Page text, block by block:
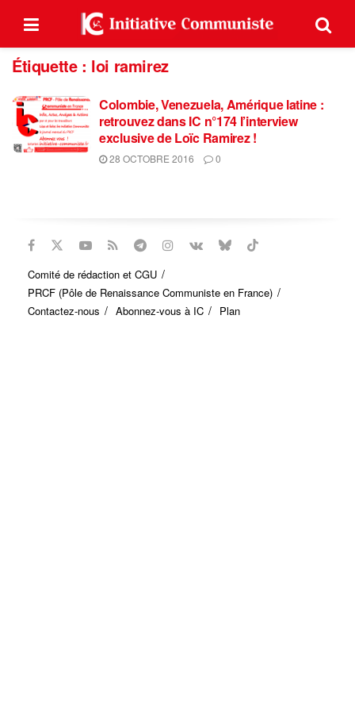
Étiquette : loi ramirez
Colombie, Venezuela, Amérique latine :
retrouvez dans IC n°174 l’interview
exclusive de Loïc Ramirez !
28 OCTOBRE 2016 0
Comité de rédaction et CGU
PRCF (Pôle de Renaissance Communiste en France)
Contactez-nous
Abonnez-vous à IC Plan